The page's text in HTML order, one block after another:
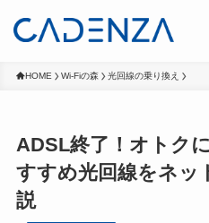
HOME Wi-Fiの森 光回線の乗り換え
ADSL終了！オトク
すすめ光回線をネッ
説